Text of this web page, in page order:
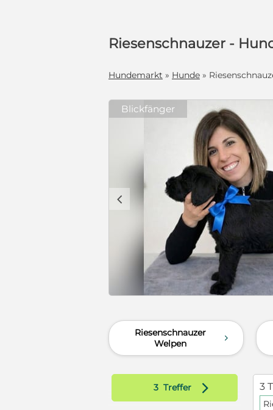
Riesenschnauzer -
Hundemarkt » Hunde »
Blickfänger
c
Riesenschnauzer
Welpen
d
3 Treffer d 3